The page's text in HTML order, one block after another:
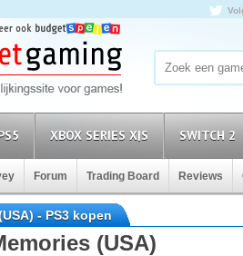
XBOX SERIES X|S SWITCH 2
Forum Trading Board Reviews
- PS3 kopen
(USA)